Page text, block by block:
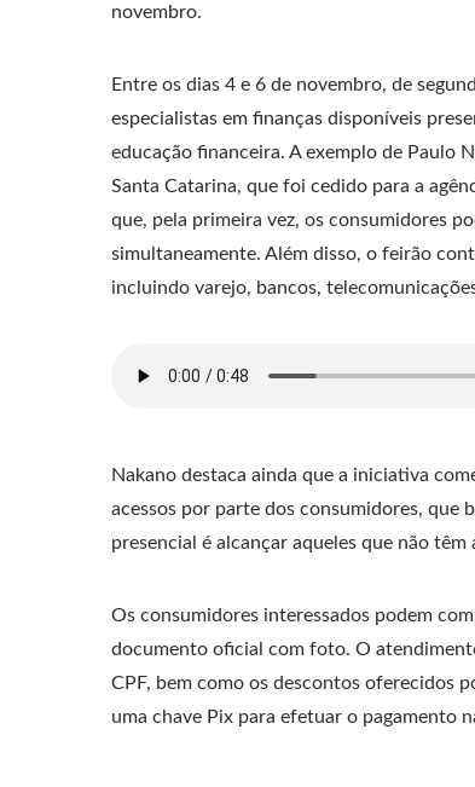
novembro.
Entre os dias 4 e 6 de novembro, de
especialistas em finanças disponíveis
educação financeira. A exemplo de Paulo
Santa Catarina, que foi cedido para a
que, pela primeira vez, os consumidores
simultaneamente. Além disso, o feirão
incluindo varejo, bancos,
Nakano destaca ainda que a iniciativa
acessos por parte dos consumidores, que
presencial é alcançar aqueles que não
Os consumidores interessados podem
documento oficial com foto. O
CPF, bem como os descontos oferecidos
uma chave Pix para efetuar o pagamento